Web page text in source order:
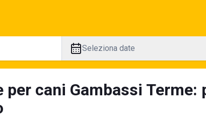
Seleziona date
per cani Gambassi